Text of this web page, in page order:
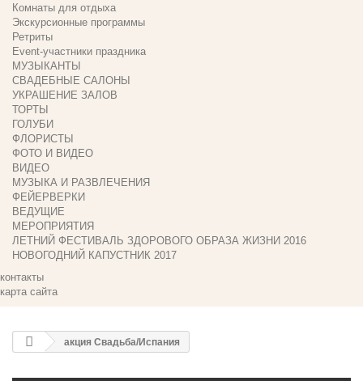
Комнаты для отдыха
Экскурсионные программы
Ретриты
Event-участники праздника
МУЗЫКАНТЫ
СВАДЕБНЫЕ САЛОНЫ
УКРАШЕНИЕ ЗАЛОВ
ТОРТЫ
ГОЛУБИ
ФЛОРИСТЫ
ФОТО И ВИДЕО
ВИДЕО
МУЗЫКА И РАЗВЛЕЧЕНИЯ
ФЕЙЕРВЕРКИ
ВЕДУЩИЕ
МЕРОПРИЯТИЯ
ЛЕТНИЙ ФЕСТИВАЛЬ ЗДОРОВОГО ОБРАЗА ЖИЗНИ 2016
НОВОГОДНИЙ КАПУСТНИК 2017
контакты
карта сайта
акция Свадьба/Испания